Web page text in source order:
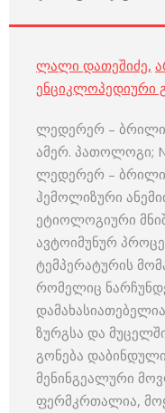
ლალი დათეშიძე,
ენციკლოპედიური
ლედერერ –
ამერ. პათოლოგი; N.
ლედერერ –
ჰემოლიზური
ეტიოლოგიური
ავტოიმუნურ
ტემპერატურის
რომელიც
ზურგსა და
გონება
მენინგეალური
ფერმკრთალია,